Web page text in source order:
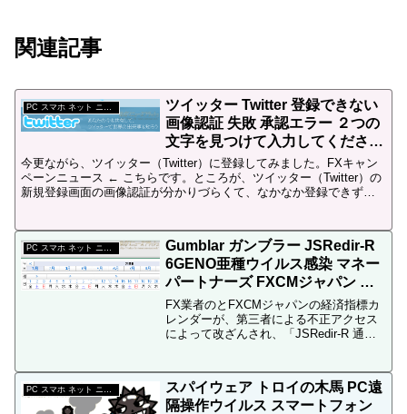
関連記事
ツイッター Twitter 登録できない
画像認証 失敗 承認エラー ２つの
文字を見つけて入力してくださ
い。音声も利用できます。
今更ながら、ツイッター（Twitter）に登録してみました。FXキャン
ペーンニュース ← こちらです。ところが、ツイッター（Twitter）の
新規登録画面の画像認証が分かりづらくて、なかなか登録できず失
PC スマホ ネット ニュース
Gumblar ガンブラー JSRedir-R
6GENO亜種ウイルス感染 マネー
パートナーズ FXCMジャパン 経
済指標カレンダー 不正アクセス
サイト改竄
FX業者のとFXCMジャパンの経済指標カ
レンダーが、第三者による不正アクセス
によって改ざんされ、「JSRedir-R 通
在は、マネーパートナーズやFXCMジャ
パ...
スパイウェア トロイの木馬 PC遠
隔操作ウイルス スマートフォン